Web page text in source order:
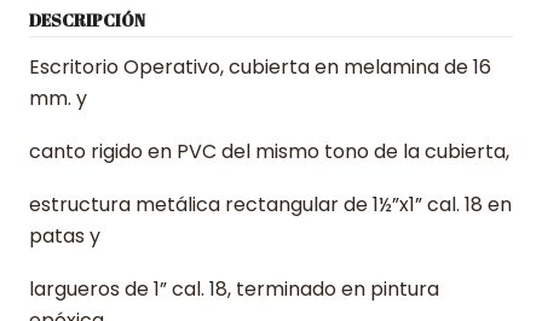
DESCRIPCIÓN
Escritorio Operativo, cubierta en melamina de 16
mm. y
canto rigido en PVC del mismo tono de la cubierta,
estructura metálica rectangular de 1½”x1” cal. 18 en
patas y
largueros de 1” cal. 18, terminado en pintura